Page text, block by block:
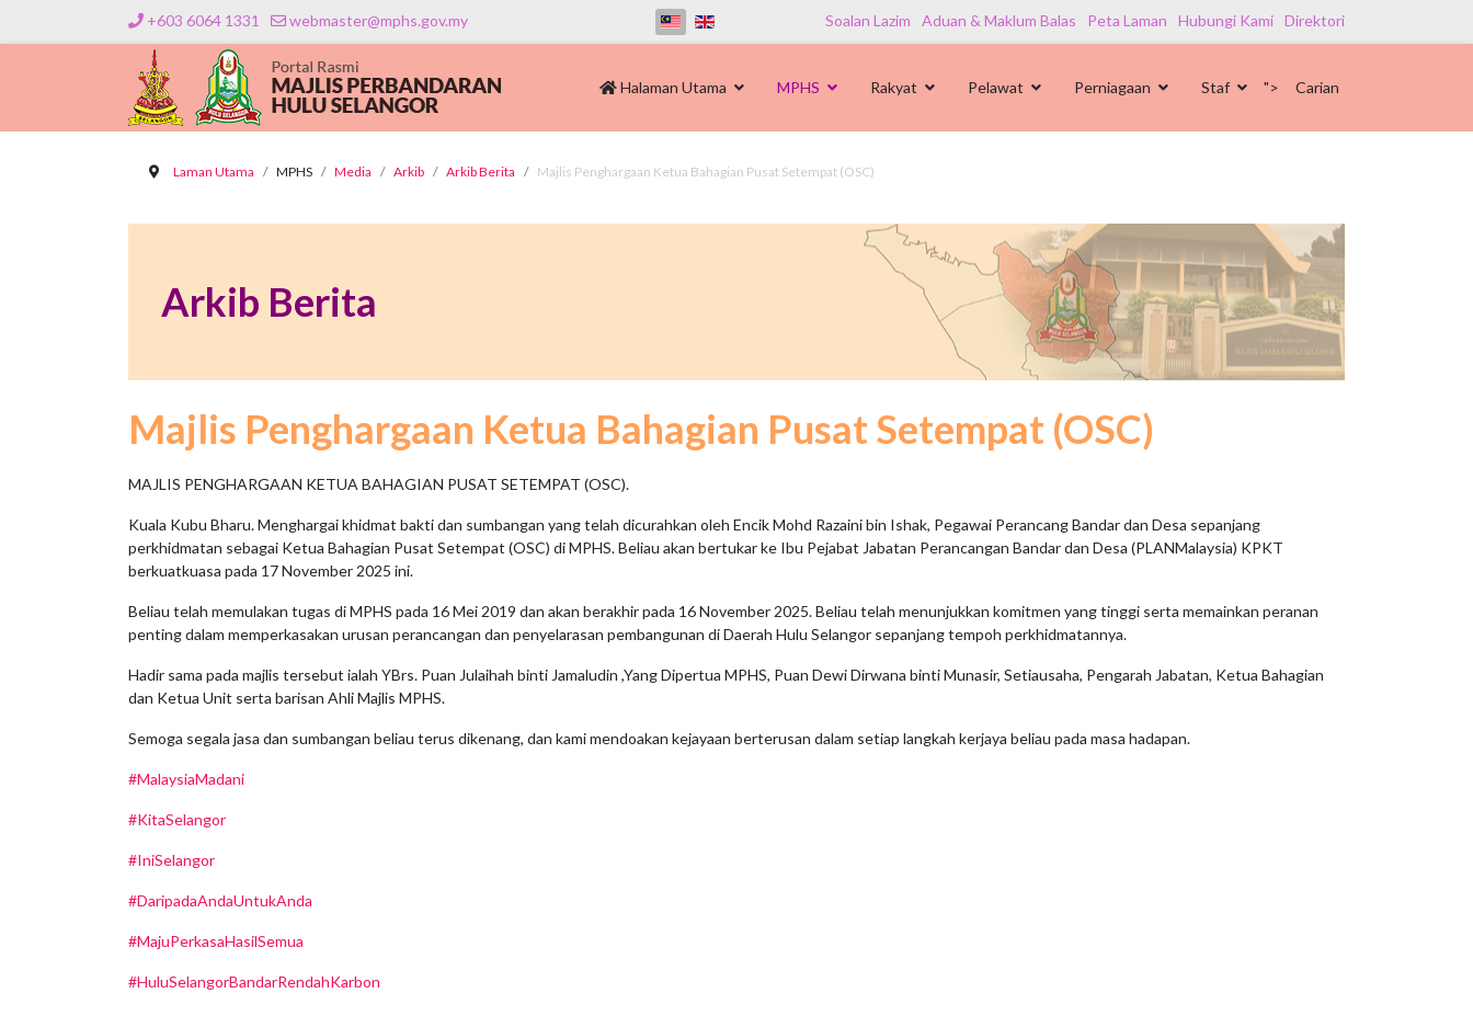
+603 6064 1331 webmaster@mphs.gov.my Soalan Lazim Aduan & Maklum Balas Peta Laman Hubungi Kami Direktori
Halaman Utama MPHS Rakyat Pelawat Perniagaan Staf "> Carian
Laman Utama MPHS Media Arkib Arkib Berita Majlis Penghargaan Ketua Bahagian Pusat Setempat (OSC)
Arkib Berita
Majlis Penghargaan Ketua Bahagian Pusat Setempat (OSC)
MAJLIS PENGHARGAAN KETUA BAHAGIAN PUSAT SETEMPAT (OSC).
Kuala Kubu Bharu. Menghargai khidmat bakti dan sumbangan yang telah dicurahkan oleh Encik Mohd Razaini bin Ishak, Pegawai Perancang Bandar dan Desa sepanjang
perkhidmatan sebagai Ketua Bahagian Pusat Setempat (OSC) di MPHS. Beliau akan bertukar ke Ibu Pejabat Jabatan Perancangan Bandar dan Desa (PLANMalaysia) KPKT
berkuatkuasa pada 17 November 2025 ini.
Beliau telah memulakan tugas di MPHS pada 16 Mei 2019 dan akan berakhir pada 16 November 2025. Beliau telah menunjukkan komitmen yang tinggi serta memainkan peranan
penting dalam memperkasakan urusan perancangan dan penyelarasan pembangunan di Daerah Hulu Selangor sepanjang tempoh perkhidmatannya.
Hadir sama pada majlis tersebut ialah YBrs. Puan Julaihah binti Jamaludin ,Yang Dipertua MPHS, Puan Dewi Dirwana binti Munasir, Setiausaha, Pengarah Jabatan, Ketua Bahagian
dan Ketua Unit serta barisan Ahli Majlis MPHS.
Semoga segala jasa dan sumbangan beliau terus dikenang, dan kami mendoakan kejayaan berterusan dalam setiap langkah kerjaya beliau pada masa hadapan.
#MalaysiaMadani
#KitaSelangor
#IniSelangor
#DaripadaAndaUntukAnda
#MajuPerkasaHasilSemua
#HuluSelangorBandarRendahKarbon